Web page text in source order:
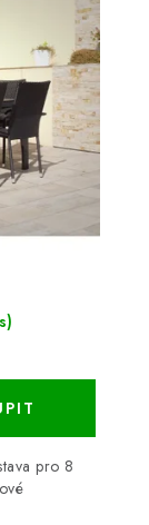
pro 8